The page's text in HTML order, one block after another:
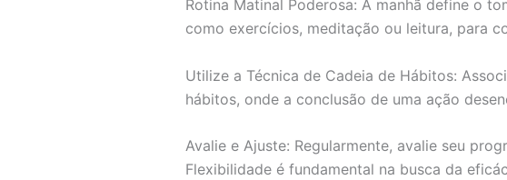
Rotina Matinal Poderosa: A manhã define o
como exercícios, meditação ou leitura, para
Utilize a Técnica de Cadeia de Hábitos:
hábitos, onde a conclusão de uma ação
Avalie e Ajuste: Regularmente, avalie seu
Flexibilidade é fundamental na busca da